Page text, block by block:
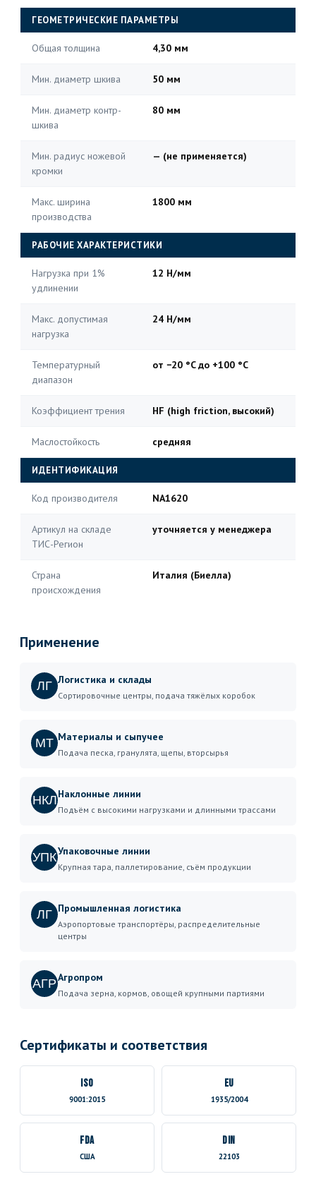
ГЕОМЕТРИЧЕСКИЕ ПАРАМЕТРЫ
Общая толщина 4,30 мм
Мин. диаметр шкива 50 мм
Мин. диаметр контр-
шкива
80 мм
Мин. радиус ножевой
кромки
— (не применяется)
Макс. ширина
производства
1800 мм
РАБОЧИЕ ХАРАКТЕРИСТИКИ
Нагрузка при 1%
удлинении
12 Н/мм
Макс. допустимая
нагрузка
24 Н/мм
Температурный
диапазон
от −20 °C до +100 °C
Коэффициент трения HF (high friction, высокий)
Маслостойкость средняя
ИДЕНТИФИКАЦИЯ
Код производителя NA1620
Артикул на складе
ТИС-Регион
уточняется у менеджера
Страна
происхождения
Италия (Биелла)
Применение
ЛГ Логистика и склады
Сортировочные центры, подача тяжёлых коробок
МТ Материалы и сыпучее
Подача песка, гранулята, щепы, вторсырья
НКЛНаклонные линии
Подъём с высокими нагрузками и длинными трассами
УПКУпаковочные линии
Крупная тара, паллетирование, съём продукции
ЛГ Промышленная логистика
Аэропортовые транспортёры, распределительные
центры
АГРАгропром
Подача зерна, кормов, овощей крупными партиями
Сертификаты и соответствия
ISO
9001:2015
EU
1935/2004
FDA
США
DIN
22103